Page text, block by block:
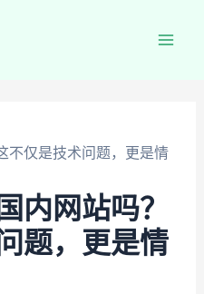
不仅是技术问题，更是情
内网站吗？
题，更是情